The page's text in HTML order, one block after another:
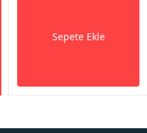
Sepete Ekle